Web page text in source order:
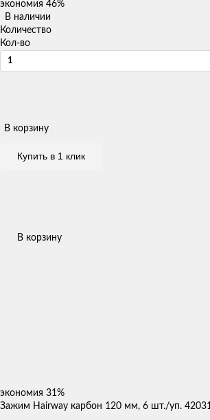
экономия 46%
В наличии
Количество
Кол-во
В корзину
Купить в 1 клик
В корзину
экономия 31%
Зажим Hairway карбон 120 мм, 6 шт./уп. 42031